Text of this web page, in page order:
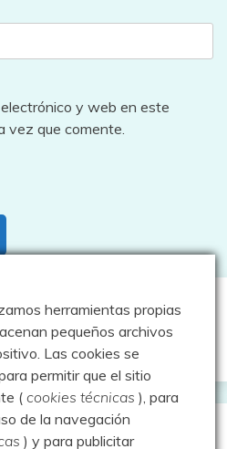
y web en este
vez que comente.
herramientas propias
pequeños archivos
Las cookies se
permitir que el sitio
(cookies técnicas ), para
de la navegación
) y para publicitar